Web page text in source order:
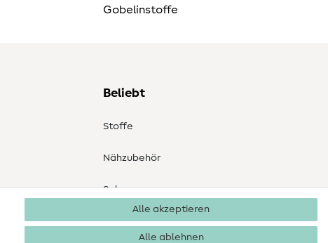
Gobelinstoffe
Beliebt
Stoffe
Nähzubehör
Sale
Schnittmuster
Alle akzeptieren
Alle ablehnen